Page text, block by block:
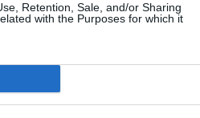
Retention, Sale, and/or Sharing
with the Purposes for which it
az élet forrása